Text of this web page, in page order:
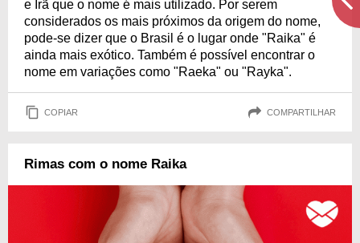
e Irã que o nome é mais utilizado. Por serem
considerados os mais próximos da origem do nome,
pode-se dizer que o Brasil é o lugar onde "Raika" é
ainda mais exótico. Também é possível encontrar o
nome em variações como "Raeka" ou "Rayka".
COPIAR COMPARTILHAR
Rimas com o nome Raika